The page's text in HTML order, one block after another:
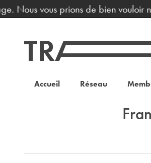
Nous vous prions de bien vouloir
Accueil Réseau